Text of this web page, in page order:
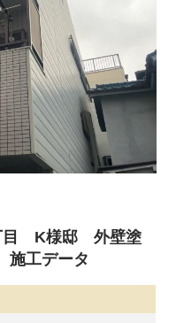
目 K様邸 外壁塗
施工データ